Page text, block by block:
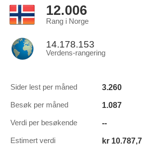
12.006
Rang i Norge
14.178.153
Verdens-rangering
Sider lest per måned 3.260
Besøk per måned 1.087
Verdi per besøkende --
Estimert verdi kr 10.787,7